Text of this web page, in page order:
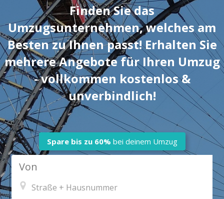
Finden Sie das
Umzugsunternehmen, welches am
Besten zu Ihnen passt! Erhalten Sie
mehrere Angebote für Ihren Umzug
- vollkommen kostenlos &
unverbindlich!
Spare bis zu 60% bei deinem Umzug
Von